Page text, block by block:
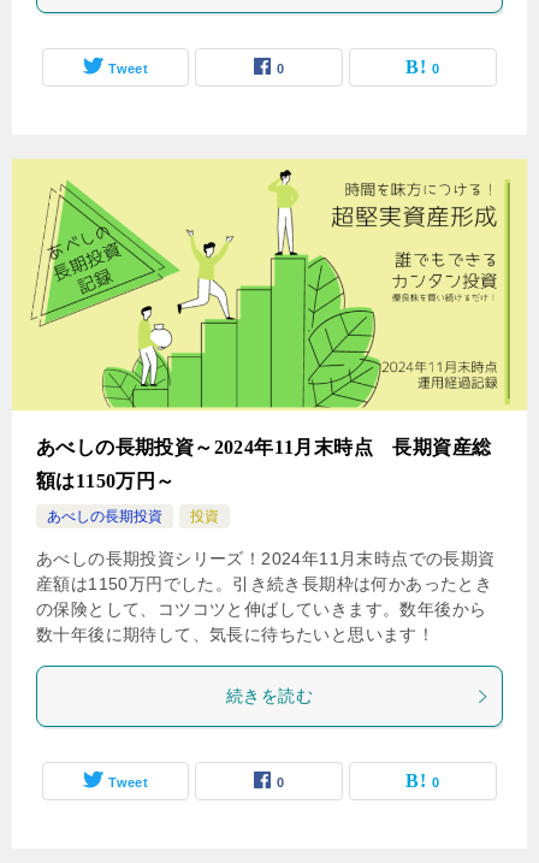
Tweet 0 0
あべしの長期投資～2024年11月末時点 長期資産総
額は1150万円～
あべしの長期投資 投資
あべしの長期投資シリーズ！2024年11月末時点での長期資
産額は1150万円でした。引き続き長期枠は何かあったとき
の保険として、コツコツと伸ばしていきます。数年後から
数十年後に期待して、気長に待ちたいと思います！
続きを読む
Tweet 0 0